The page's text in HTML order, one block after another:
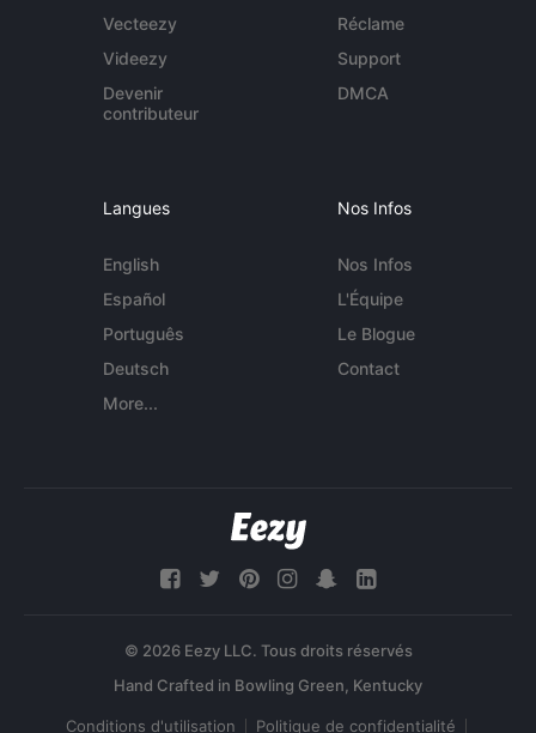
Vecteezy
Videezy
Devenir
contributeur
Réclame
Support
DMCA
Langues
English
Español
Português
Deutsch
More...
Nos Infos
Nos Infos
L'Équipe
Le Blogue
Contact
© 2026 Eezy LLC. Tous droits réservés
Conditions d'utilisation Politique de confidentialité